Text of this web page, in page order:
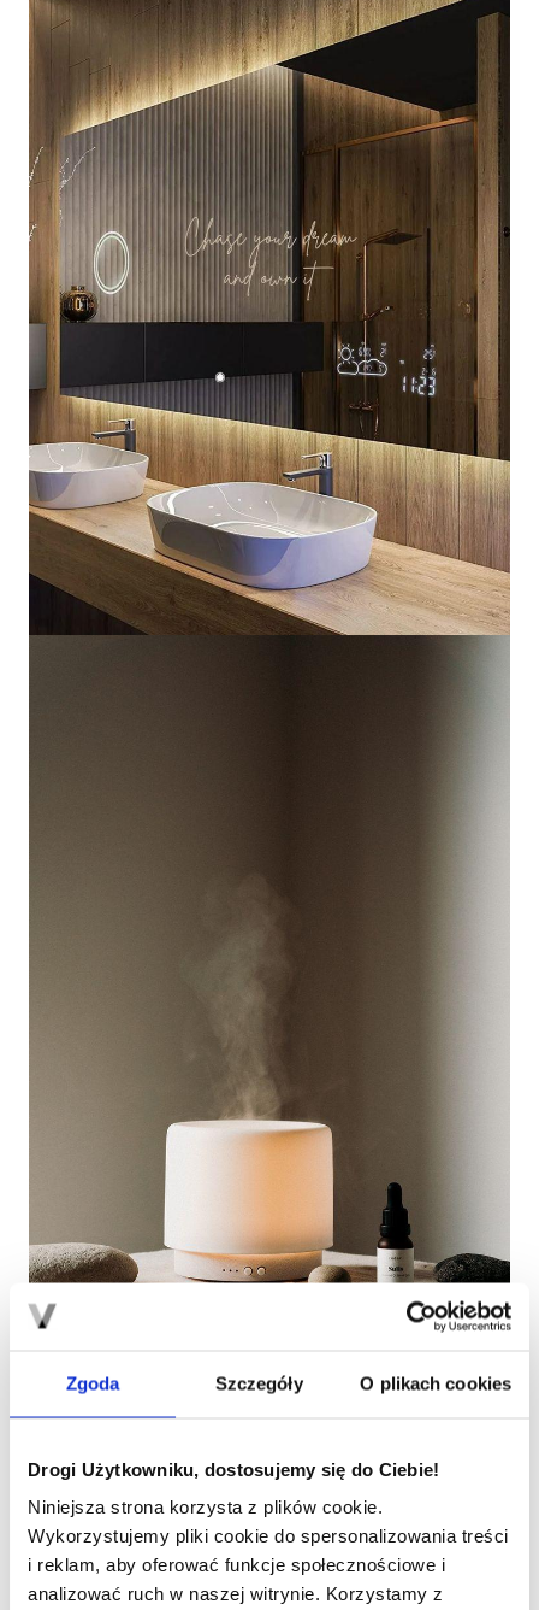
Zgoda Szczegóły O plikach cookies
Drogi Użytkowniku, dostosujemy się do Ciebie!
Niniejsza strona korzysta z plików cookie.
Wykorzystujemy pliki cookie do spersonalizowania treści
i reklam, aby oferować funkcje społecznościowe i
analizować ruch w naszej witrynie. Korzystamy z
źródło: pinterest.com
Zmysłowe dopełnienie
wnętrza
Nie zapominaj o roli zapachów i tekstur w tworzeniu
relaksującego klimatu. Wybierz naturalne olejki, świeczki
sojowe lub woski, a dodatkowo wyposaż swoją łazienkę